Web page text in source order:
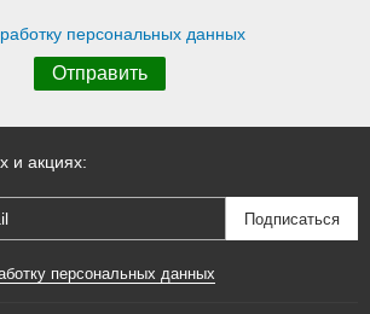
персональных данных
и акциях:
персональных данных